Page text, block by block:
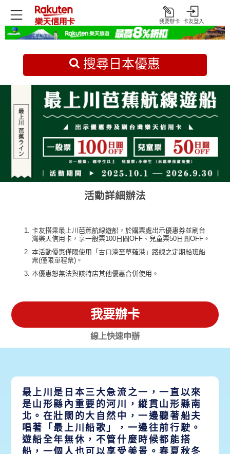
打
開
我要辦卡 卡友登入
首頁 日本旅遊優惠
搜尋日本優惠
活動詳細辦法
卡友搭乘最上川芭蕉航線遊船，於購票處出示優惠券並刷台
灣樂天信用卡，享一般票100日圓OFF、兒童票50日圓OFF。
本活動優惠僅限使用「古口港至草薙港」路線之定期船班船
票(僅限單程票)。
本優惠恕無法與該特店其他優惠合併使用。
我要辦卡
線上快速申辦
最上川是日本三大急流之一，一直以來
是山形縣內重要的河川，縱貫山形縣南
北。在壯闊的大自然中，一邊聽著船夫
唱著「最上川船歌」，一邊往前行駛。
遊船全年無休，不管什麼時候都能搭
船，一個人也可以享受美景。春夏秋冬